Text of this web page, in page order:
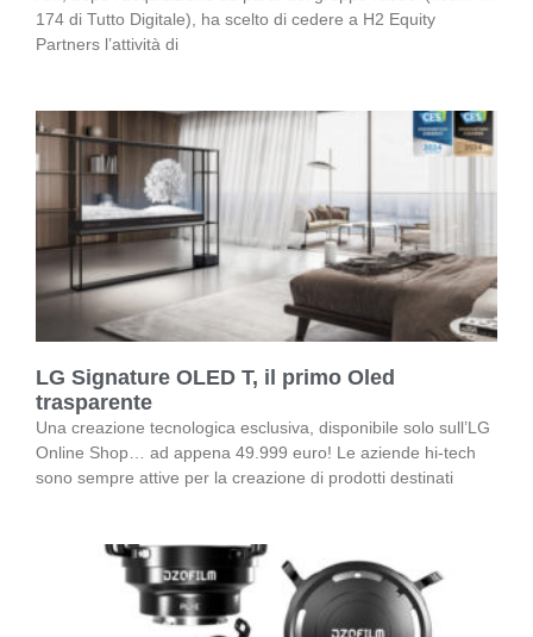
174 di Tutto Digitale), ha scelto di cedere a H2 Equity
Partners l’attività di
LG Signature OLED T, il primo Oled
trasparente
Una creazione tecnologica esclusiva, disponibile solo sull’LG
Online Shop… ad appena 49.999 euro! Le aziende hi-tech
sono sempre attive per la creazione di prodotti destinati